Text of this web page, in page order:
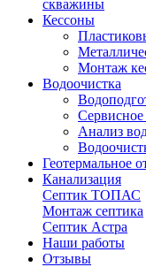
скважины
Кессоны
Монтаж
Водоочистка
Анализ
Геотермальное
Канализация
Септик ТОПАС
Монтаж септика
Септик Астра
Наши работы
Отзывы